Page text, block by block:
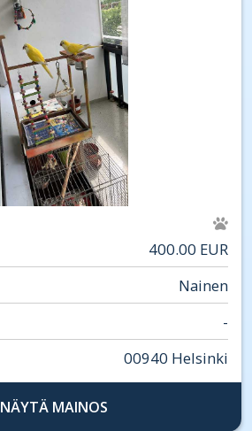
400.00 EUR
Nainen
-
00940 Helsinki
NÄYTÄ MAINOS